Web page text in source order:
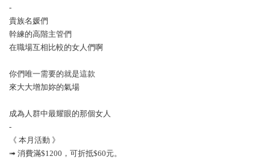
-
貴族名媛們
幹練的高階主管們
在職場互相比較的女人們啊
你們唯一需要的就是這款
來大大增加妳的氣場
成為人群中最耀眼的那個女人
-
《 本月活動 》
➟ 消費滿$1200，可折抵$60元。